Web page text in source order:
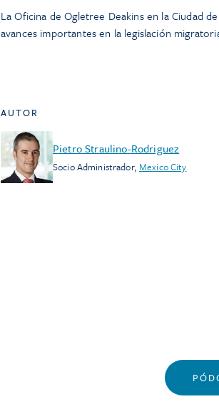
La Oficina de Ogletree Deakins en la Ciudad
avances importantes en la legislación
AUTOR
Pietro Straulino-Rodriguez
Socio Administrador, Mexico City